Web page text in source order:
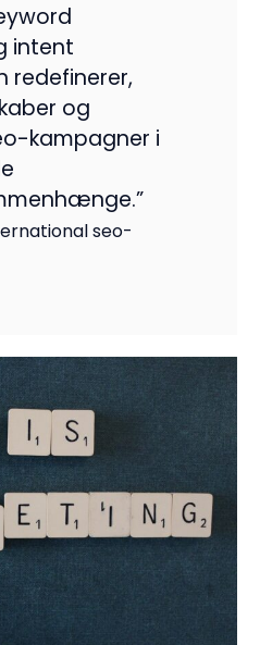
intent
redefinerer,
og
kampagner i
seo-